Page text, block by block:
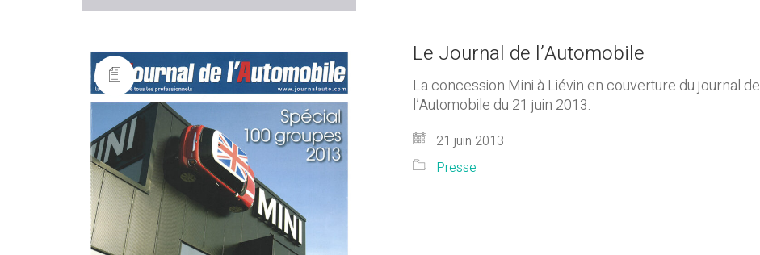
Le Journal de l’Automobile
La concession Mini à Liévin en couverture du journal de
l’Automobile du 21 juin 2013.
21 juin 2013
Presse